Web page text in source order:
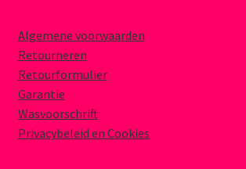
Algemene voorwaarden
Retourneren
Retourformulier
Garantie
Wasvoorschrift
Privacybeleid en Cookies